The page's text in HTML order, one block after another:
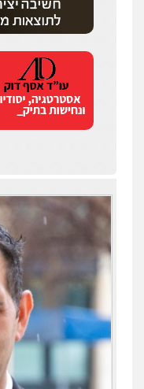
פלילי
דין
עו"ד
פלילי
אסירים
עו"ד
פלילי